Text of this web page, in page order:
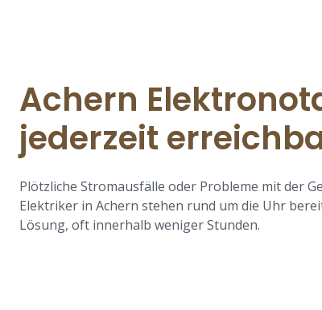
Achern
jederzeit
Plötzliche Stromausfälle oder Probleme mit der
Elektriker in Achern stehen rund um die Uhr
Lösung, oft innerhalb weniger Stunden.